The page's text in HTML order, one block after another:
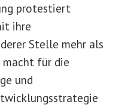
protestiert
ihre
Stelle mehr als
macht für die
und